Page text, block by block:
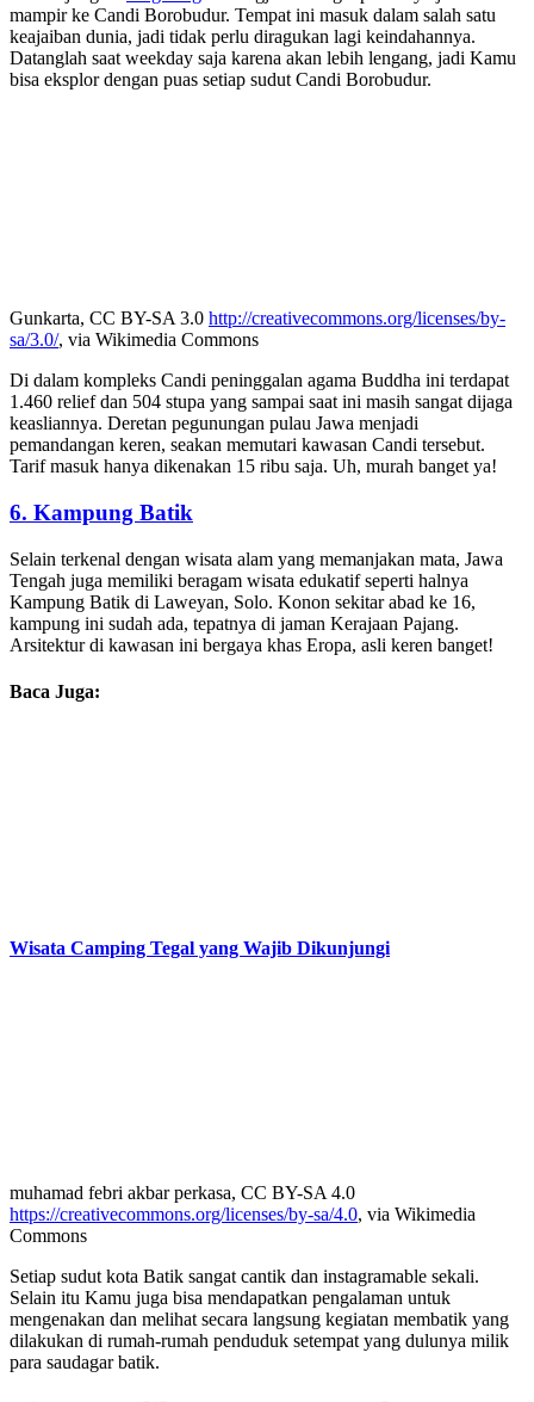
mampir ke Candi Borobudur. Tempat ini masuk dalam salah satu
keajaiban dunia, jadi tidak perlu diragukan lagi keindahannya.
Datanglah saat weekday saja karena akan lebih lengang, jadi Kamu
bisa eksplor dengan puas setiap sudut Candi Borobudur.
Gunkarta, CC BY-SA 3.0 http://creativecommons.org/licenses/by-
sa/3.0/, via Wikimedia Commons
Di dalam kompleks Candi peninggalan agama Buddha ini terdapat
1.460 relief dan 504 stupa yang sampai saat ini masih sangat dijaga
keasliannya. Deretan pegunungan pulau Jawa menjadi
pemandangan keren, seakan memutari kawasan Candi tersebut.
Tarif masuk hanya dikenakan 15 ribu saja. Uh, murah banget ya!
6. Kampung Batik
Selain terkenal dengan wisata alam yang memanjakan mata, Jawa
Tengah juga memiliki beragam wisata edukatif seperti halnya
Kampung Batik di Laweyan, Solo. Konon sekitar abad ke 16,
kampung ini sudah ada, tepatnya di jaman Kerajaan Pajang.
Arsitektur di kawasan ini bergaya khas Eropa, asli keren banget!
Baca Juga:
Wisata Camping Tegal yang Wajib Dikunjungi
muhamad febri akbar perkasa, CC BY-SA 4.0
https://creativecommons.org/licenses/by-sa/4.0, via Wikimedia
Commons
Setiap sudut kota Batik sangat cantik dan instagramable sekali.
Selain itu Kamu juga bisa mendapatkan pengalaman untuk
mengenakan dan melihat secara langsung kegiatan membatik yang
dilakukan di rumah-rumah penduduk setempat yang dulunya milik
para saudagar batik.